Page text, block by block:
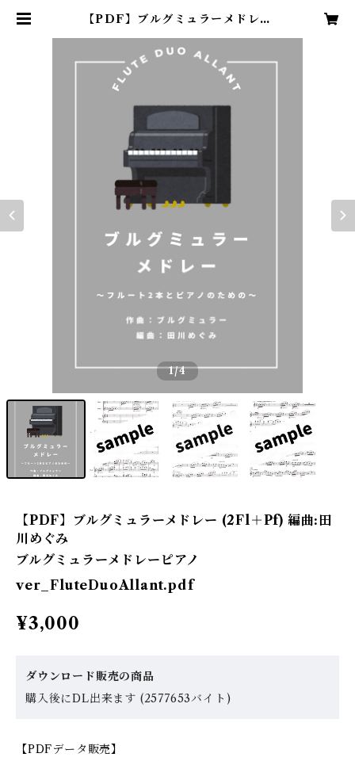
【PDF】ブルグミュラーメドレー
ートデュオアラン・ショップ〜岩崎
花保＆要田詩織〜
1/4
【PDF】ブルグミュラーメドレー (2Fl＋Pf) 編曲:田
川めぐみ
ブルグミュラーメドレーピアノ
ver_FluteDuoAllant.pdf
¥3,000
ダウンロード販売の商品
購入後にDL出来ます (2577653バイト)
【PDFデータ販売】